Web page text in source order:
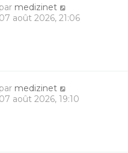
par medizinet
07 août 2026, 21:06
par medizinet
07 août 2026, 19:10